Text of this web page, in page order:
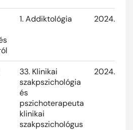
1. Addiktológia 2024. Eük
33. Klinikai
szakpszichológia
és
pszichoterapeuta
klinikai
szakpszichológus
2024. Eük